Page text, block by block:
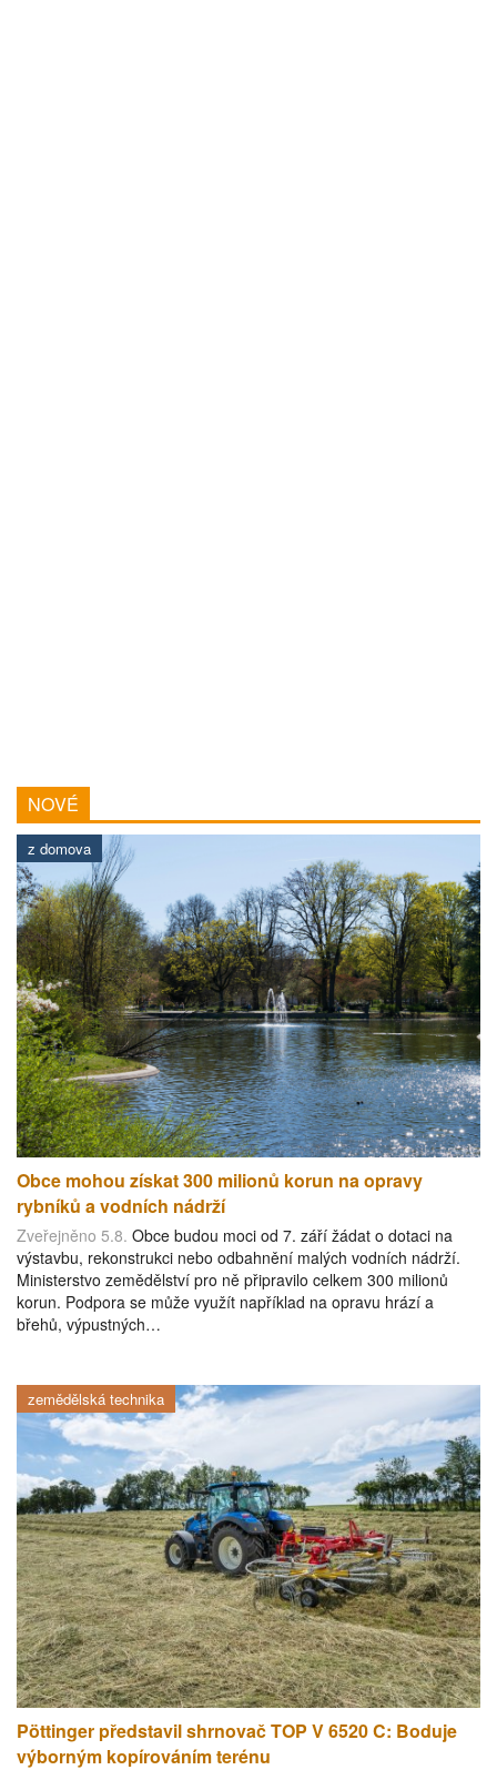
NOVÉ
z domova
Obce mohou získat 300 milionů korun na opravy
rybníků a vodních nádrží
Zveřejněno 5.8. Obce budou moci od 7. září žádat o dotaci na
výstavbu, rekonstrukci nebo odbahnění malých vodních nádrží.
Ministerstvo zemědělství pro ně připravilo celkem 300 milionů
korun. Podpora se může využít například na opravu hrází a
břehů, výpustných…
zemědělská technika
Pöttinger představil shrnovač TOP V 6520 C: Boduje
výborným kopírováním terénu